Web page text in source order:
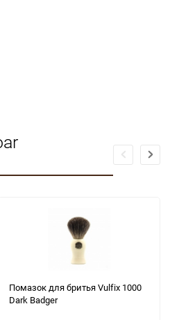
Помазок для бритья Vulfix 1000
Dark Badger